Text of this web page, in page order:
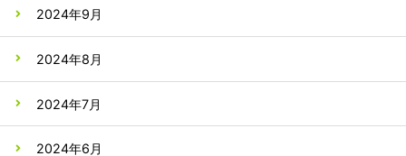
2024年9月
2024年8月
2024年7月
2024年6月